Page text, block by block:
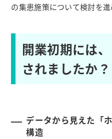
の集患施策について検討を進
開業初期には
されましたか？
データから見えた「
構造